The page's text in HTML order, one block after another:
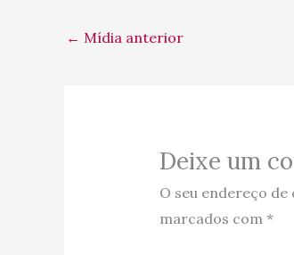
← Mídia anterior
Deixe um
O seu endereço
marcados com *